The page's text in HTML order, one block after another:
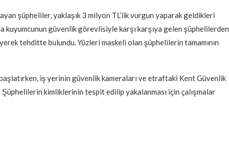
şüpheliler, yaklaşık 3 milyon TL’lik vurgun yaparak geldikleri
kuyumcunun güvenlik görevlisiyle karşı karşıya gelen şüphelilerden
tehditte bulundu. Yüzleri maskeli olan şüphelilerin tamamının
iş yerinin güvenlik kameraları ve etraftaki Kent Güvenlik
Şüphelilerin kimliklerinin tespit edilip yakalanması için çalışmalar